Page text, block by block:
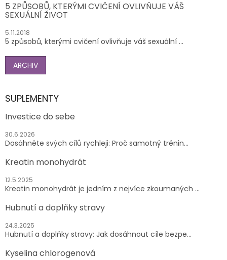
5 ZPŮSOBŮ, KTERÝMI CVIČENÍ OVLIVŇUJE VÁŠ
SEXUÁLNÍ ŽIVOT
5.11.2018
5 způsobů, kterými cvičení ovlivňuje váš sexuální ...
ARCHIV
SUPLEMENTY
Investice do sebe
30.6.2026
Dosáhněte svých cílů rychleji: Proč samotný trénin...
Kreatin monohydrát
12.5.2025
Kreatin monohydrát je jedním z nejvíce zkoumaných ...
Hubnutí a doplňky stravy
24.3.2025
Hubnutí a doplňky stravy: Jak dosáhnout cíle bezpe...
Kyselina chlorogenová